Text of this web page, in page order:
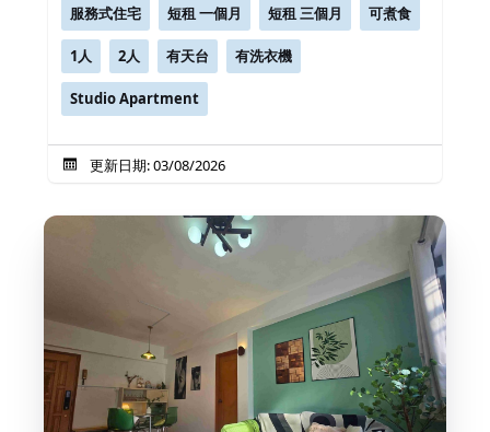
服務式住宅 短租 一個月 短租 三個月 可煮食
1人 2人 有天台 有洗衣機
Studio Apartment
更新日期: 03/08/2026